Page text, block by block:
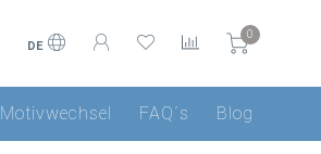
DE
0
Motivwechsel FAQ´s Blog